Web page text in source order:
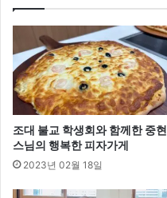
조대 불교 학생회와 함께한 중현
스님의 행복한 피자가게
2023년 02월 18일